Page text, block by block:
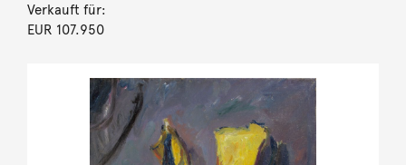
Verkauft für:
EUR 107.950